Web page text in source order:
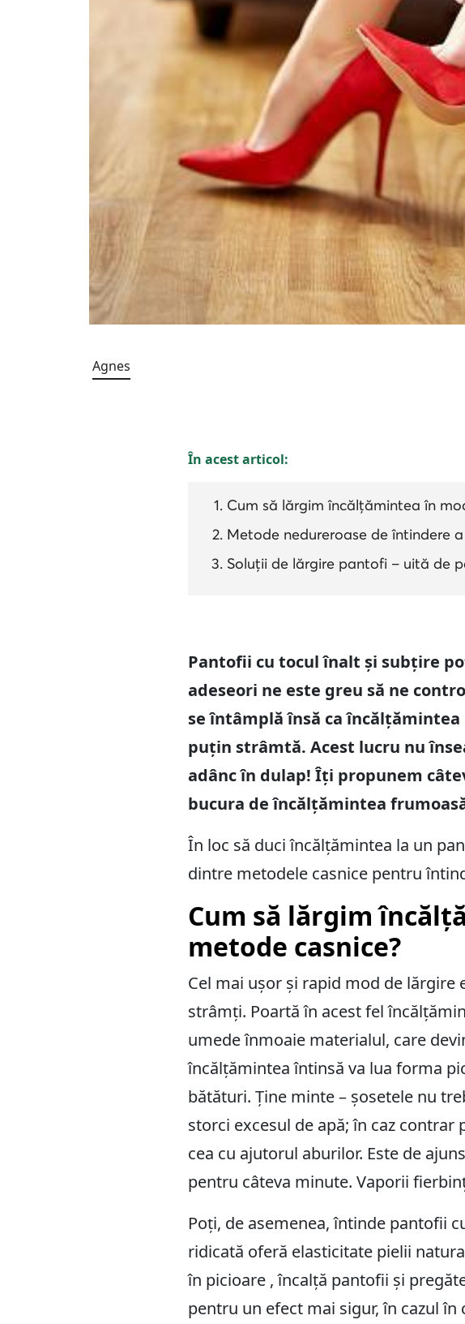
Agnes
În acest articol:
Cum să lărgim încălțămintea în
Metode nedureroase de întindere
Soluții de lărgire pantofi – uită de
Pantofii cu tocul înalt și subțire
adeseori ne este greu să ne
se întâmplă însă ca încălțămintea
puțin strâmtă. Acest lucru nu
adânc în dulap! Îți propunem
bucura de încălțămintea
În loc să duci încălțămintea la un
dintre metodele casnice pentru
Cum să lărgim
metode casnice?
Cel mai ușor și rapid mod de lărgire
strâmți. Poartă în acest fel
umede înmoaie materialul, care
încălțămintea întinsă va lua forma
bătături. Ține minte – șosetele nu
storci excesul de apă; în caz
cea cu ajutorul aburilor. Este de
pentru câteva minute. Vaporii
Poți, de asemenea, întinde pantofii
ridicată oferă elasticitate pielii
în picioare , încalță pantofii și
pentru un efect mai sigur, în cazul